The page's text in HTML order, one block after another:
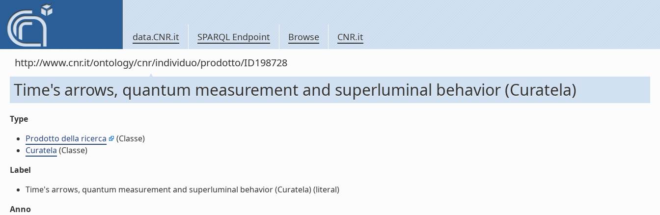
data.CNR.it SPARQL Endpoint Browse CNR.it
http://www.cnr.it/ontology/cnr/individuo/prodotto/ID198728
Time's arrows, quantum measurement and superluminal behavior (Curatela)
Type
Prodotto della ricerca
(Classe)
Curatela (Classe)
Label
Time's arrows, quantum measurement and superluminal behavior (Curatela) (literal)
Anno